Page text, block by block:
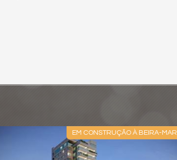
EM CONSTRUÇÃO À BEIRA-MAR